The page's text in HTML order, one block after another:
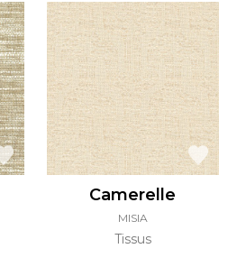
Camerelle
MISIA
Tissus